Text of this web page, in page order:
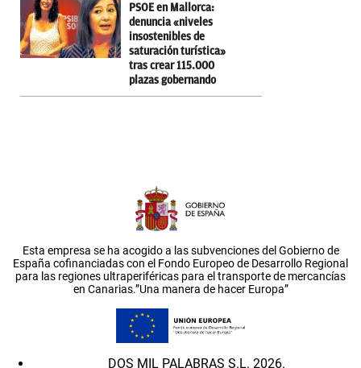
PSOE en Mallorca:
denuncia «niveles
insostenibles de
saturación turística»
tras crear 115.000
plazas gobernando
Esta empresa se ha acogido a las subvenciones del Gobierno de
España cofinanciadas con el Fondo Europeo de Desarrollo Regional
para las regiones ultraperiféricas para el transporte de mercancías
en Canarias.”Una manera de hacer Europa”
DOS MIL PALABRAS S.L. 2026.